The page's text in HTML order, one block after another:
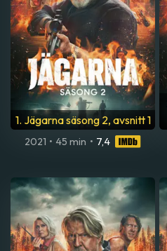
1. Jägarna säsong 2, avsnitt 1
2021 • 45 min • 7,4